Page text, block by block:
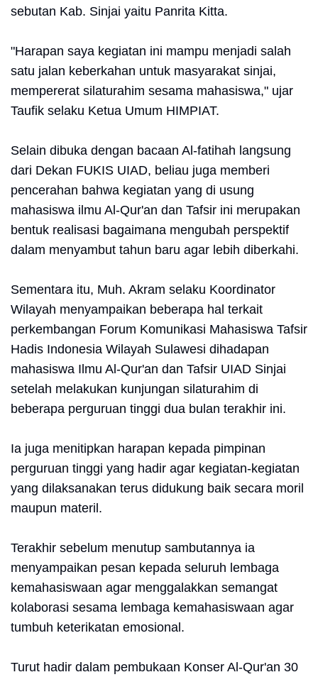
sebutan Kab. Sinjai yaitu Panrita Kitta.
"Harapan saya kegiatan ini mampu menjadi salah
satu jalan keberkahan untuk masyarakat sinjai,
mempererat silaturahim sesama mahasiswa," ujar
Taufik selaku Ketua Umum HIMPIAT.
Selain dibuka dengan bacaan Al-fatihah langsung
dari Dekan FUKIS UIAD, beliau juga memberi
pencerahan bahwa kegiatan yang di usung
mahasiswa ilmu Al-Qur'an dan Tafsir ini merupakan
bentuk realisasi bagaimana mengubah perspektif
dalam menyambut tahun baru agar lebih diberkahi.
Sementara itu, Muh. Akram selaku Koordinator
Wilayah menyampaikan beberapa hal terkait
perkembangan Forum Komunikasi Mahasiswa Tafsir
Hadis Indonesia Wilayah Sulawesi dihadapan
mahasiswa Ilmu Al-Qur'an dan Tafsir UIAD Sinjai
setelah melakukan kunjungan silaturahim di
beberapa perguruan tinggi dua bulan terakhir ini.
Ia juga menitipkan harapan kepada pimpinan
perguruan tinggi yang hadir agar kegiatan-kegiatan
yang dilaksanakan terus didukung baik secara moril
maupun materil.
Terakhir sebelum menutup sambutannya ia
menyampaikan pesan kepada seluruh lembaga
kemahasiswaan agar menggalakkan semangat
kolaborasi sesama lembaga kemahasiswaan agar
tumbuh keterikatan emosional.
Turut hadir dalam pembukaan Konser Al-Qur'an 30